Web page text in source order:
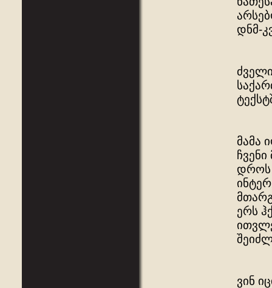
დნმ-
მამა
დროს
ერს
ვინ